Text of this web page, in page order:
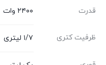
قدرت ۲۴۰۰ وات
ظرفیت کتری ۱/۷ لیتری